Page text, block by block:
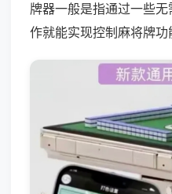
牌器一般是指通过一些
作就能实现控制麻将牌功